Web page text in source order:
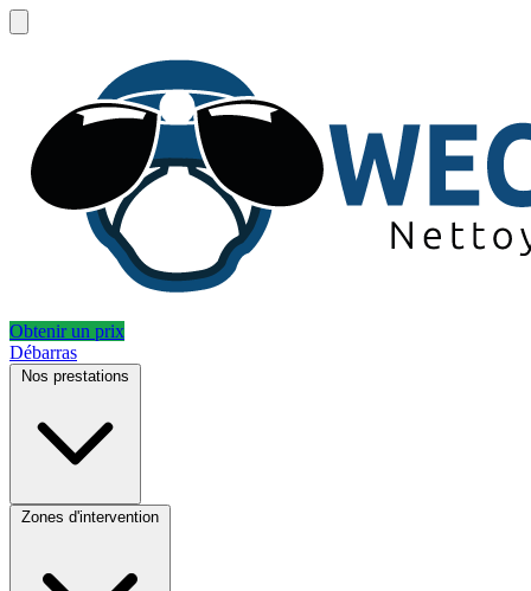
Obtenir un prix
Débarras
Nos prestations
Zones d'intervention